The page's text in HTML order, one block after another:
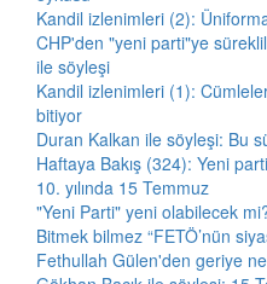
Kandil izlenimleri (2):
CHP'den "yeni parti"ye
ile söyleşi
Kandil izlenimleri (1):
bitiyor
Duran Kalkan ile söyleşi: Bu
Haftaya Bakış (324): Yeni
10. yılında 15 Temmuz
"Yeni Parti" yeni olabilecek
Bitmek bilmez “FETÖ’nün
Fethullah Gülen'den geriye